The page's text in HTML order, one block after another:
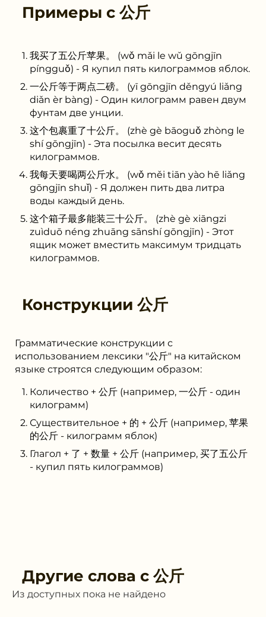
Примеры с 公斤
我买了五公斤苹果。 (wǒ mǎi le wǔ gōngjīn
píngguǒ) - Я купил пять килограммов яблок.
一公斤等于两点二磅。 (yī gōngjīn děngyú liǎng
diǎn èr bàng) - Один килограмм равен двум
фунтам две унции.
这个包裹重了十公斤。 (zhè gè bāoguǒ zhòng le
shí gōngjīn) - Эта посылка весит десять
килограммов.
我每天要喝两公斤水。 (wǒ měi tiān yào hē liǎng
gōngjīn shuǐ) - Я должен пить два литра
воды каждый день.
这个箱子最多能装三十公斤。 (zhè gè xiāngzi
zuìduō néng zhuāng sānshí gōngjīn) - Этот
ящик может вместить максимум тридцать
килограммов.
Конструкции 公斤
Грамматические конструкции с
использованием лексики "公斤" на китайском
языке строятся следующим образом:
Количество + 公斤 (например, 一公斤 - один
килограмм)
Существительное + 的 + 公斤 (например, 苹果
的公斤 - килограмм яблок)
Глагол + 了 + 数量 + 公斤 (например, 买了五公斤
- купил пять килограммов)
Другие слова с 公斤
Из доступных пока не найдено